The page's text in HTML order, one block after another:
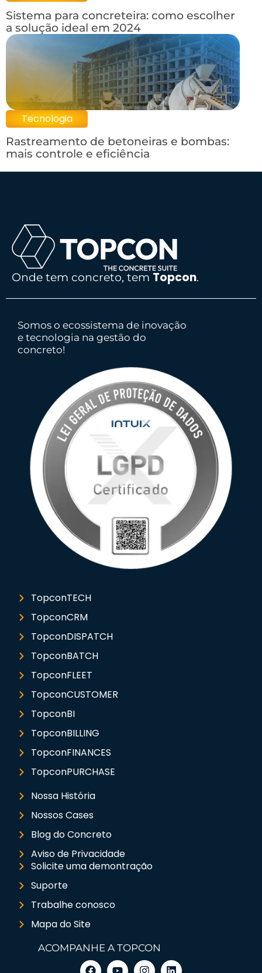
Sistema para concreteira: como escolher
a solução ideal em 2024
Tecnologia
Rastreamento de betoneiras e bombas:
mais controle e eficiência
Onde tem concreto, tem Topcon.
Somos o ecossistema de inovação
e tecnologia na gestão do
concreto!
TopconTECH
TopconCRM
TopconDISPATCH
TopconBATCH
TopconFLEET
TopconCUSTOMER
TopconBI
TopconBILLING
TopconFINANCES
TopconPURCHASE
Nossa História
Nossos Cases
Blog do Concreto
Aviso de Privacidade
Solicite uma demontração
Suporte
Trabalhe conosco
Mapa do Site
ACOMPANHE A TOPCON